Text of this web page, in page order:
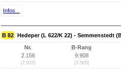
Infos...
B 82 Hedeper (L 622/K 22) - Semmenstedt
Nr.
2.156
(7.937)
B-Rang
9.908
(7.505)